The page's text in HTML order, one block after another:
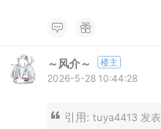
～风介～ 楼主
2026-5-28 10:44:28
引用: tuya4413 发